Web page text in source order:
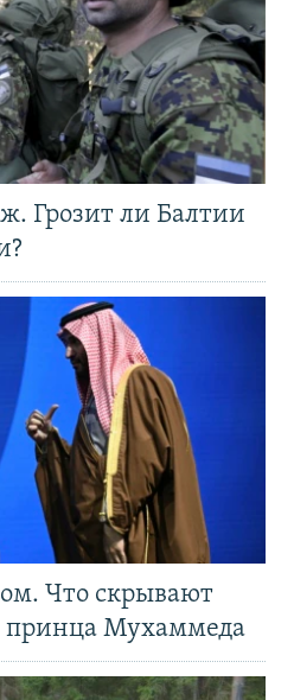
Грозит ли Балтии
Что скрывают
принца Мухаммеда